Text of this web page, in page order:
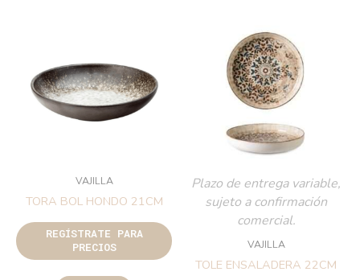
VAJILLA
TORA BOL HONDO 21CM
REGÍSTRATE PARA
PRECIOS
Plazo de entrega variable,
sujeto a confirmación
comercial.
VAJILLA
TOLE ENSALADERA 22CM